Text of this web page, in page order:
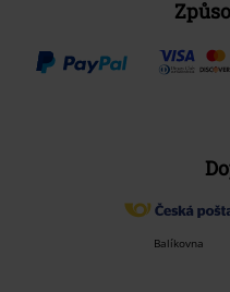
Staňte se